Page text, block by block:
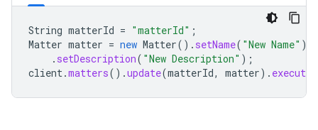
String matterId = "matterId" ;
Matter matter = new Matter(). setName( "New Name" )
. setDescription( "New Description" );
client.matters().update(matterId, matter). execute